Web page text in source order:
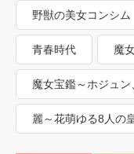
野獣の美女コンシム
青春時代 魔
魔女宝鑑～ホジュン
麗～花萌ゆる8人の